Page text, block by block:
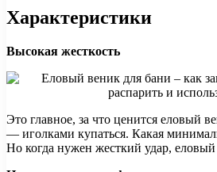
Характеристики
Высокая жесткость
Это главное, за что ценится еловый
— иголками купаться. Какая
Но когда нужен жесткий удар,